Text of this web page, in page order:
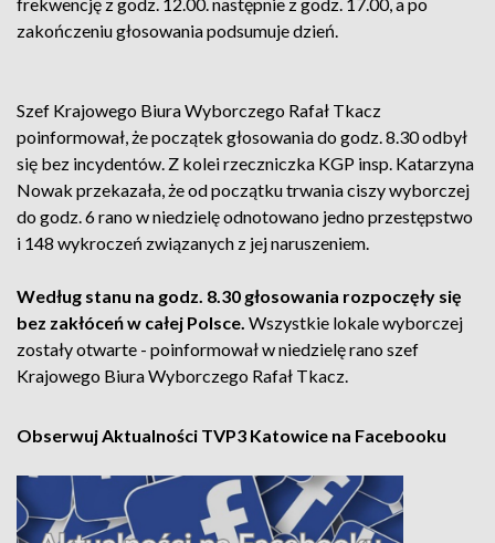
zakończeniu głosowania podsumuje dzień.
Szef Krajowego Biura Wyborczego Rafał Tkacz
poinformował, że początek głosowania do godz. 8.30 odbył
się bez incydentów. Z kolei rzeczniczka KGP insp. Katarzyna
Nowak przekazała, że od początku trwania ciszy wyborczej
do godz. 6 rano w niedzielę odnotowano jedno przestępstwo
i 148 wykroczeń związanych z jej naruszeniem.
Według stanu na godz. 8.30 głosowania rozpoczęły się
bez zakłóceń w całej Polsce. Wszystkie lokale wyborczej
zostały otwarte - poinformował w niedzielę rano szef
Krajowego Biura Wyborczego Rafał Tkacz.
Obserwuj Aktualności TVP3 Katowice na Facebooku